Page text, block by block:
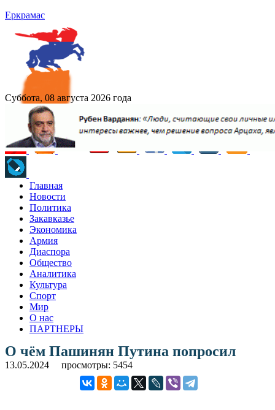
Еркрамас
Суббота, 08 августа 2026 года
Главная
Новости
Политика
Закавказье
Экономика
Армия
Диаспора
Общество
Аналитика
Культура
Спорт
Мир
О нас
ПАРТНЕРЫ
О чём Пашинян Путина попросил
13.05.2024 просмотры: 5454